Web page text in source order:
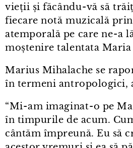
vieții și făcându⁠-⁠vă să
fiecare notă muzicală
atemporală pe care ne⁠-⁠a
moștenire talentata Maria
Marius Mihalache se
în termeni antropologici,
“Mi⁠-⁠am imaginat⁠-⁠o pe
în timpurile de acum.
cântăm împreună. Eu să